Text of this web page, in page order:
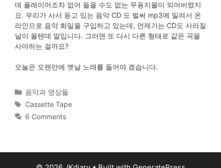
데 플레이어조차 없어 들을 수도 없는 무용지물이 되어버렸지
요. 우리가 사서 듣고 있는 음악 CD 도 벌써 mp3에 밀려서 온
라인으로 음악 화일을 구입하고 있는데, 언제가는 CD도 사라질
날이 올텐데 말입니다. 그러면 또 다시 다른 형태로 같은 곡을
사야하는 걸까요?
오늘은 오랜만에 옛날 노래를 들어야 겠습니다.
Categories
음악과 영상들
Tags
Cassette Tape
6 Comments